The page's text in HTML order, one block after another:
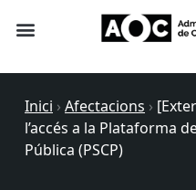
Inici › Afectacions ›
l’accés a la Plataforma
Pública (PSCP)